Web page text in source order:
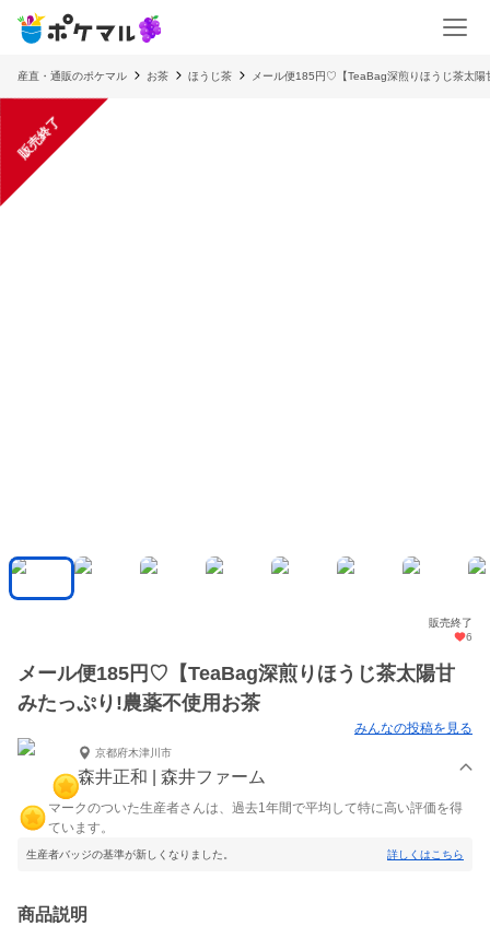
産直・通販のポケマル お茶 ほうじ茶 メール便185円♡【TeaBag深煎りほうじ茶太陽
販売終了
販売終了
6
メール便185円♡【TeaBag深煎りほうじ茶太陽甘
みたっぷり!農薬不使用お茶
みんなの投稿を見る
京都府木津川市
森井正和 | 森井ファーム
マークのついた生産者さんは、過去1年間で平均して特に高い評価を得
ています。
生産者バッジの基準が新しくなりました。 詳しくはこちら
商品説明